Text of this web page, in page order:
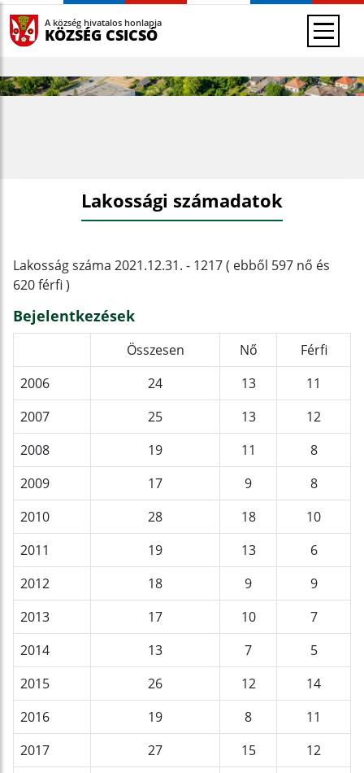
A község hivatalos honlapja
KÖZSÉG CSICSÓ
Lakossági számadatok
Lakosság száma 2021.12.31. - 1217 ( ebből 597 nő és
620 férfi )
Bejelentkezések
Összesen Nő
Férfi
2006
24 13
11
2007
25 13
12
2008
19 11
8
2009
17 9
8
2010
28 18
10
2011
19 13
6
2012
18 9
9
2013
17 10
7
2014
13 7
5
2015
26 12
14
2016
19 8
11
2017
27 15
12